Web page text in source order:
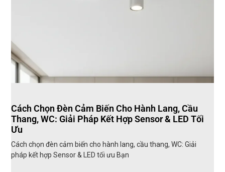
Cách Chọn Đèn Cảm Biến Cho Hành Lang, Cầu
Thang, WC: Giải Pháp Kết Hợp Sensor & LED Tối
Ưu
Cách chọn đèn cảm biến cho hành lang, cầu thang, WC: Giải
pháp kết hợp Sensor & LED tối ưu Bạn